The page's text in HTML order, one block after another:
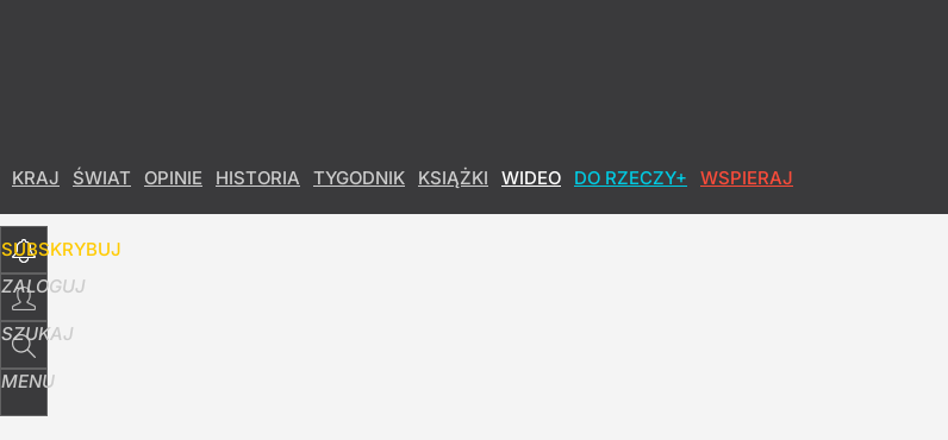
KRAJ ŚWIAT OPINIE HISTORIA TYGODNIK KSIĄŻKI WIDEO DO RZECZY+ WSPIERAJ
SUBSKRYBUJ
ZALOGUJ
SZUKAJ
MENU